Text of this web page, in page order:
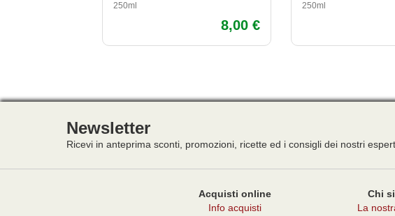
250ml
8,00 €
250ml
Newsletter
Ricevi in anteprima sconti, promozioni, ricette ed i consigli dei nostri
Acquisti online
Info acquisti
Chi
La